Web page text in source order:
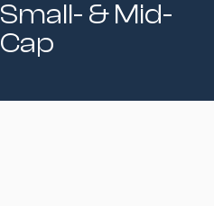
Small- & Mid-
Cap​